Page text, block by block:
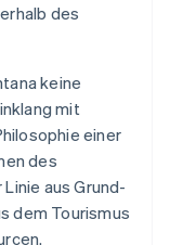
des
keine
mit
einer
des
aus Grund-
dem Tourismus